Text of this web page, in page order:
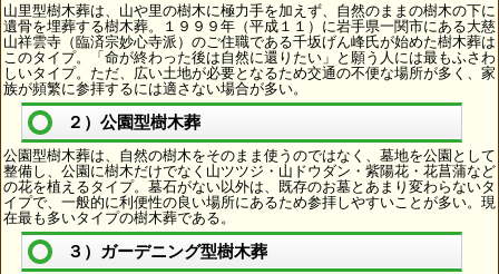
山里型樹木葬は、山や里の樹木に極力手を加えず、自然のままの樹木の下に
遺骨を埋葬する樹木葬。１９９９年（平成１１）に岩手県一関市にある大慈
山祥雲寺（臨済宗妙心寺派）のご住職である千坂げん峰氏が始めた樹木葬は
このタイプ。「命が終わった後は自然に還りたい」と願う人には最もふさわ
しいタイプ。ただ、広い土地が必要となるため交通の不便な場所が多く、家
族が頻繁に参拝するには適さない場合が多い。
２）公園型樹木葬
公園型樹木葬は、自然の樹木をそのまま使うのではなく、墓地を公園として
整備し、公園に樹木だけでなく山ツツジ・山ドウダン・紫陽花・花菖蒲など
の花を植えるタイプ。墓石がない以外は、既存のお墓とあまり変わらないタ
イプで、一般的に利便性の良い場所にあるため参拝しやすいことが多い。現
在最も多いタイプの樹木葬である。
３）ガーデニング型樹木葬